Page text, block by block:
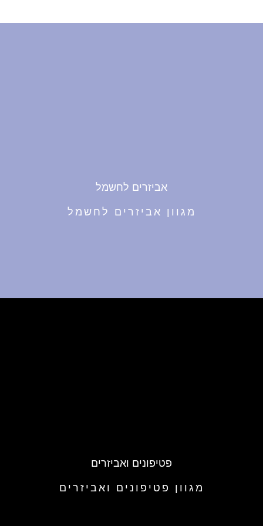
אביזרים לחשמל
מגוון אביזרים לחשמל
פטיפונים ואביזרים
מגוון פטיפונים ואביזרים